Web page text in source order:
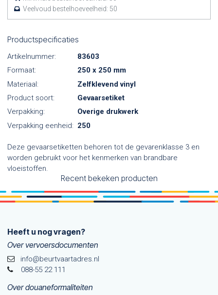
Veelvoud bestelhoeveelheid: 50
Productspecificaties
Artikelnummer:
83603
Formaat:
250 x 250 mm
Materiaal:
Zelfklevend vinyl
Product soort:
Gevaarsetiket
Verpakking:
Overige drukwerk
Verpakking eenheid: 250
Deze gevaarsetiketten behoren tot de gevarenklasse 3 en
worden gebruikt voor het kenmerken van brandbare
vloeistoffen.
Recent bekeken producten
Heeft u nog vragen?
Over vervoersdocumenten
info@beurtvaartadres.nl
088-55 22 111
Over douaneformaliteiten